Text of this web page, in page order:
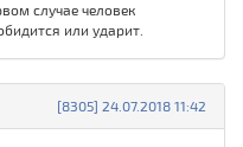
случае человек
или ударит.
[8305] 24.07.2018 11:42